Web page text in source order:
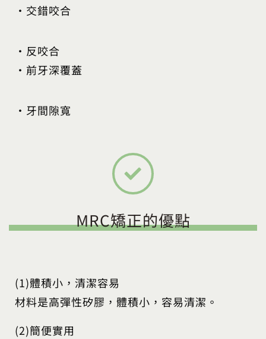
•交錯咬合
•反咬合
•前牙深覆蓋
•牙間隙寬
MRC矯正的優點
(1)體積小，清潔容易
材料是高彈性矽膠，體積小，容易清潔。
(2)簡便實用